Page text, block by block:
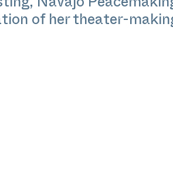
Navajo
of her theater-